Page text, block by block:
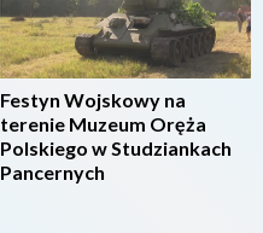
Festyn Wojskowy na
terenie Muzeum Oręża
Polskiego w Studziankach
Pancernych